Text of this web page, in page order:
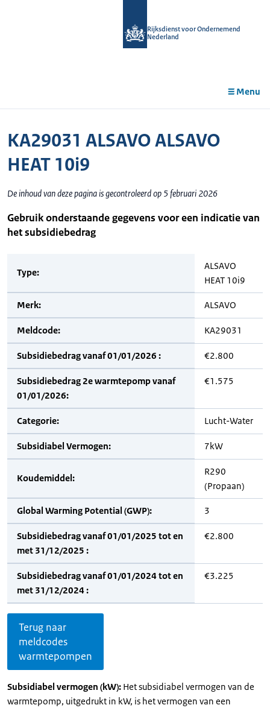
Rijksdienst voor Ondernemend
Nederland
Menu
KA29031 ALSAVO ALSAVO
HEAT 10i9
De inhoud van deze pagina is gecontroleerd op 5 februari 2026
Gebruik onderstaande gegevens voor een indicatie van
het subsidiebedrag
Type:
ALSAVO
HEAT 10i9
Merk: ALSAVO
Meldcode: KA29031
Subsidiebedrag vanaf 01/01/2026 : €2.800
Subsidiebedrag 2e warmtepomp vanaf
01/01/2026:
€1.575
Categorie: Lucht-Water
Subsidiabel Vermogen: 7kW
Koudemiddel:
R290
(Propaan)
Global Warming Potential (GWP): 3
Subsidiebedrag vanaf 01/01/2025 tot en
met 31/12/2025 :
€2.800
Subsidiebedrag vanaf 01/01/2024 tot en
met 31/12/2024 :
€3.225
Terug naar
meldcodes
warmtepompen
Subsidiabel vermogen (kW): Het subsidiabel vermogen van de
warmtepomp, uitgedrukt in kW, is het vermogen van een